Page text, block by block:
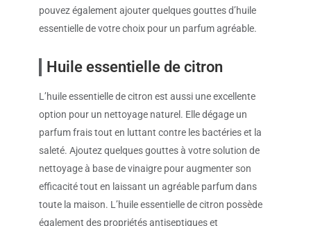
pouvez également ajouter quelques gouttes d’huile
essentielle de votre choix pour un parfum agréable.
Huile essentielle de citron
L’huile essentielle de citron est aussi une excellente
option pour un nettoyage naturel. Elle dégage un
parfum frais tout en luttant contre les bactéries et la
saleté. Ajoutez quelques gouttes à votre solution de
nettoyage à base de vinaigre pour augmenter son
efficacité tout en laissant un agréable parfum dans
toute la maison. L’huile essentielle de citron possède
également des propriétés antiseptiques et